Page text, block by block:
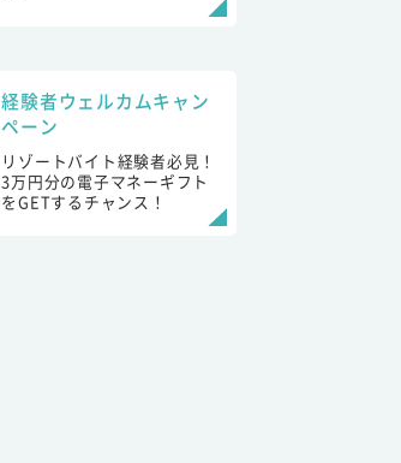
経験者ウェルカムキャン
ペーン
リゾートバイト経験者必見！
3万円分の電子マネーギフト
をGETするチャンス！